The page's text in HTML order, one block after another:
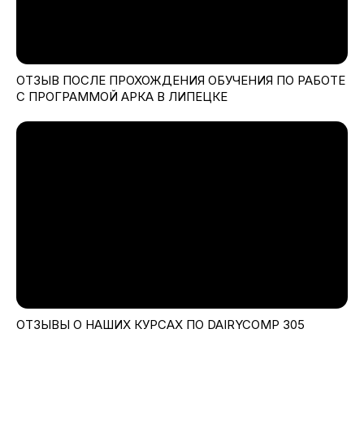
ОТЗЫВ ПОСЛЕ ПРОХОЖДЕНИЯ ОБУЧЕНИЯ ПО РАБОТЕ
С ПРОГРАММОЙ АРКА В ЛИПЕЦКЕ
ОТЗЫВЫ О НАШИХ КУРСАХ ПО DAIRYCOMP 305